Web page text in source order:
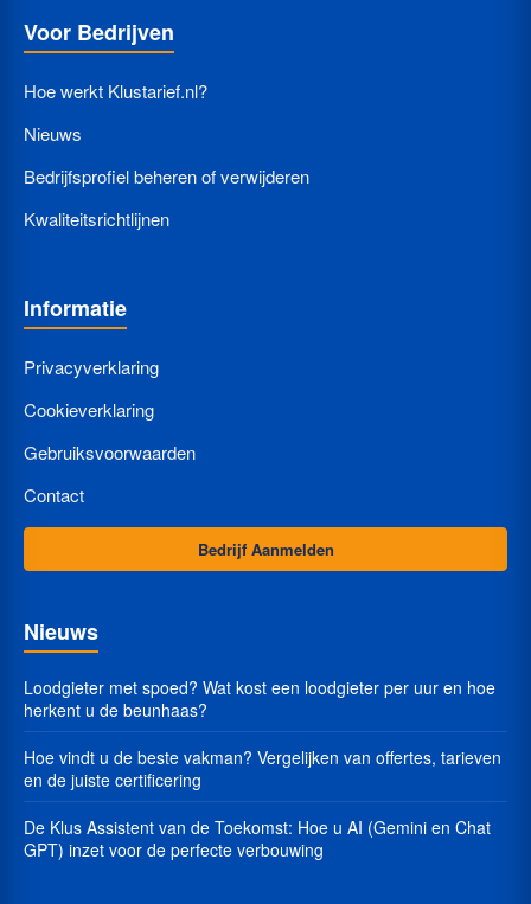
Voor Bedrijven
Hoe werkt Klustarief.nl?
Nieuws
Bedrijfsprofiel beheren of verwijderen
Kwaliteitsrichtlijnen
Informatie
Privacyverklaring
Cookieverklaring
Gebruiksvoorwaarden
Contact
Bedrijf Aanmelden
Nieuws
Loodgieter met spoed? Wat kost een loodgieter per uur en hoe
herkent u de beunhaas?
Hoe vindt u de beste vakman? Vergelijken van offertes, tarieven
en de juiste certificering
De Klus Assistent van de Toekomst: Hoe u AI (Gemini en Chat
GPT) inzet voor de perfecte verbouwing